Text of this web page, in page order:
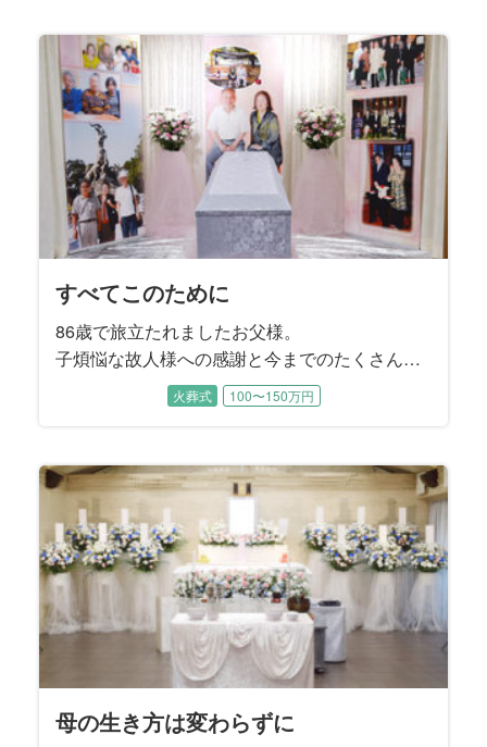
い訪問相談員」として福祉のお仕事に長く従事
された故人様。 困っている人を見かけると、知
らない人でも気軽に声をかける朗らかでお優し
い性格は、周囲から自然と慕われる存在でし
た。
すべてこのために
86歳で旅立たれましたお父様。
子煩悩な故人様への感謝と今までのたくさんの
幸せが続いていくようなお見送りとなりまし
と左右にお飾りし、それを象徴した空間でご家
族でゆっくりとお別れいただきました。
火葬式 100〜150万円
母の生き方は変わらずに